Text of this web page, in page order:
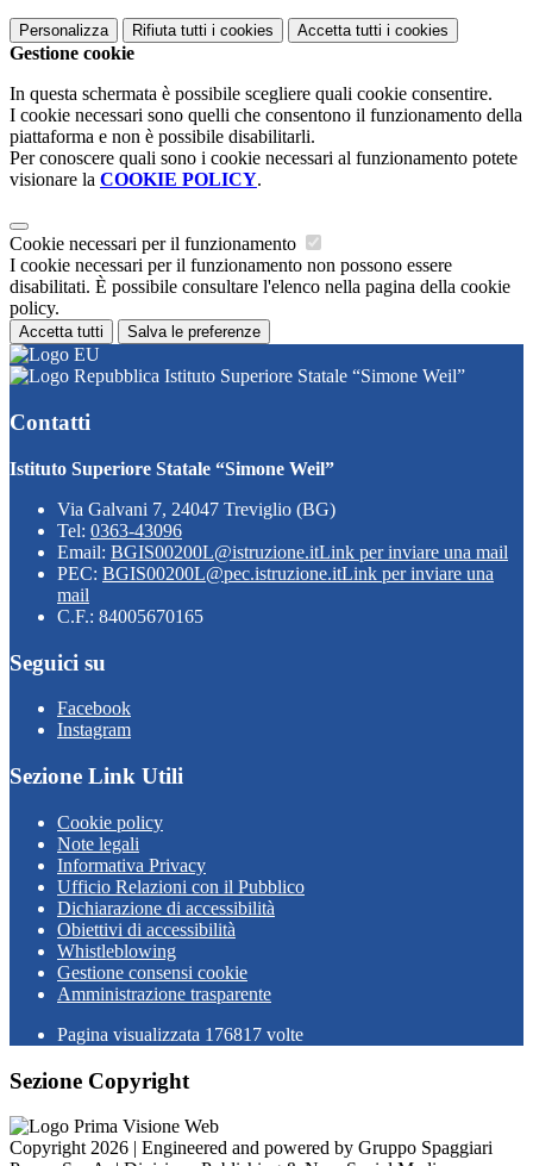
Personalizza Rifiuta tutti i cookies Accetta tutti i cookies
Gestione cookie
In questa schermata è possibile scegliere quali cookie consentire.
I cookie necessari sono quelli che consentono il funzionamento della
piattaforma e non è possibile disabilitarli.
Per conoscere quali sono i cookie necessari al funzionamento potete
visionare la COOKIE POLICY.
Cookie necessari per il funzionamento
I cookie necessari per il funzionamento non possono essere
disabilitati. È possibile consultare l'elenco nella pagina della cookie
policy.
Accetta tutti Salva le preferenze
Istituto Superiore Statale “Simone Weil”
Contatti
Istituto Superiore Statale “Simone Weil”
Via Galvani 7, 24047 Treviglio (BG)
Tel: 0363-43096
Email: BGIS00200L@istruzione.itLink per inviare una mail
PEC: BGIS00200L@pec.istruzione.itLink per inviare una
mail
C.F.: 84005670165
Seguici su
Facebook
Instagram
Sezione Link Utili
Cookie policy
Note legali
Informativa Privacy
Ufficio Relazioni con il Pubblico
Dichiarazione di accessibilità
Obiettivi di accessibilità
Whistleblowing
Gestione consensi cookie
Amministrazione trasparente
Pagina visualizzata 176817 volte
Sezione Copyright
Copyright 2026 | Engineered and powered by Gruppo Spaggiari